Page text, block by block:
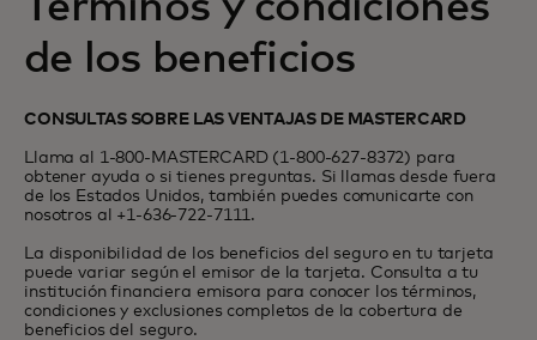
de los beneficios
CONSULTAS SOBRE LAS VENTAJAS DE MASTERCARD
Llama al 1-800-MASTERCARD (1-800-627-8372) para
obtener ayuda o si tienes preguntas. Si llamas desde fuera
de los Estados Unidos, también puedes comunicarte con
nosotros al +1-636-722-7111.
La disponibilidad de los beneficios del seguro en tu tarjeta
puede variar según el emisor de la tarjeta. Consulta a tu
institución financiera emisora para conocer los términos,
condiciones y exclusiones completos de la cobertura de
beneficios del seguro.